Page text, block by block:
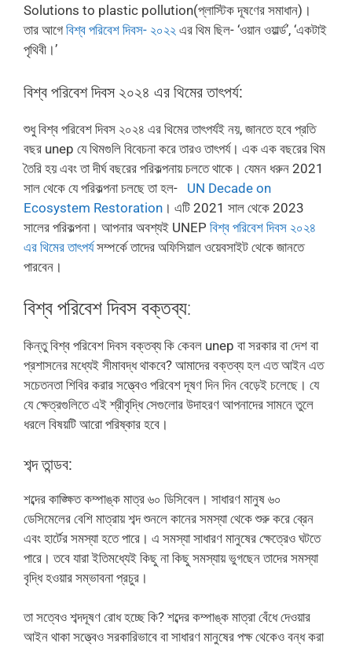
Solutions to plastic pollution(প্লাস্টিক দূষণের সমাধান)।
তার আগে বিশ্ব পরিবেশ দিবস- ২০২২ এর থিম ছিল- ‘ওয়ান ওয়ার্ল্ড’, ‘একটাই
পৃথিবী।’
বিশ্ব পরিবেশ দিবস ২০২৪ এর থিমের তাৎপর্য:
শুধু বিশ্ব পরিবেশ দিবস ২০২৪ এর থিমের তাৎপর্যই নয়, জানতে হবে প্রতি
বছর unep যে থিমগুলি বিবেচনা করে তারও তাৎপর্য। এক এক বছরের থিম
তৈরি হয় এবং তা দীর্ঘ বছরের পরিকল্পনায় চলতে থাকে। যেমন ধরুন 2021
সাল থেকে যে পরিকল্পনা চলছে তা হল- UN Decade on
Ecosystem Restoration । এটি 2021 সাল থেকে 2023
সালের পরিকল্পনা। আপনার অবশ্যই UNEP বিশ্ব পরিবেশ দিবস ২০২৪
এর থিমের তাৎপর্যসম্পর্কে তাদের অফিসিয়াল ওয়েবসাইট থেকে জানতে
পারবেন।
বিশ্ব পরিবেশ দিবস বক্তব্য:
কিন্তু বিশ্ব পরিবেশ দিবস বক্তব্য কি কেবল unep বা সরকার বা দেশ বা
প্রশাসনের মধ্যেই সীমাবদ্ধ থাকবে? আমাদের বক্তব্য হল এত আইন এত
সচেতনতা শিবির করার সত্ত্বেও পরিবেশ দূষণ দিন দিন বেড়েই চলেছে। যে
যে ক্ষেত্রগুলিতে এই শ্রীবৃদ্ধি সেগুলোর উদাহরণ আপনাদের সামনে তুলে
ধরলে বিষয়টি আরো পরিষ্কার হবে।
শব্দ তান্ডব:
শব্দের কাঙ্ক্ষিত কম্পাঙ্ক মাত্র ৬০ ডিসিবেল। সাধারণ মানুষ ৬০
ডেসিমেলের বেশি মাত্রায় শব্দ শুনলে কানের সমস্যা থেকে শুরু করে ব্রেন
এবং হার্টের সমস্যা হতে পারে। এ সমস্যা সাধারণ মানুষের ক্ষেত্রেও ঘটতে
পারে। তবে যারা ইতিমধ্যেই কিছু না কিছু সমস্যায় ভুগছেন তাদের সমস্যা
বৃদ্ধি হওয়ার সম্ভাবনা প্রচুর।
তা সত্বেও শব্দদূষণ রোধ হচ্ছে কি? শব্দের কম্পাঙ্ক মাত্রা বেঁধে দেওয়ার
আইন থাকা সত্ত্বেও সরকারিভাবে বা সাধারণ মানুষের পক্ষ থেকেও বন্ধ করা